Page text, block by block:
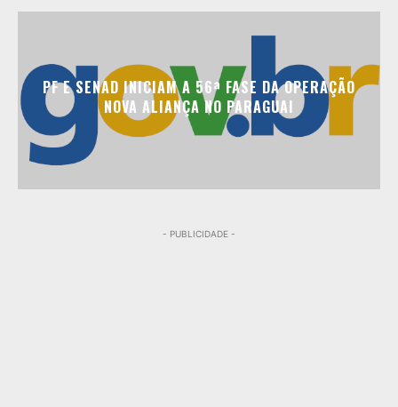
PF E SENAD INICIAM A 56ª FASE DA OPERAÇÃO
NOVA ALIANÇA NO PARAGUAI
- PUBLICIDADE -